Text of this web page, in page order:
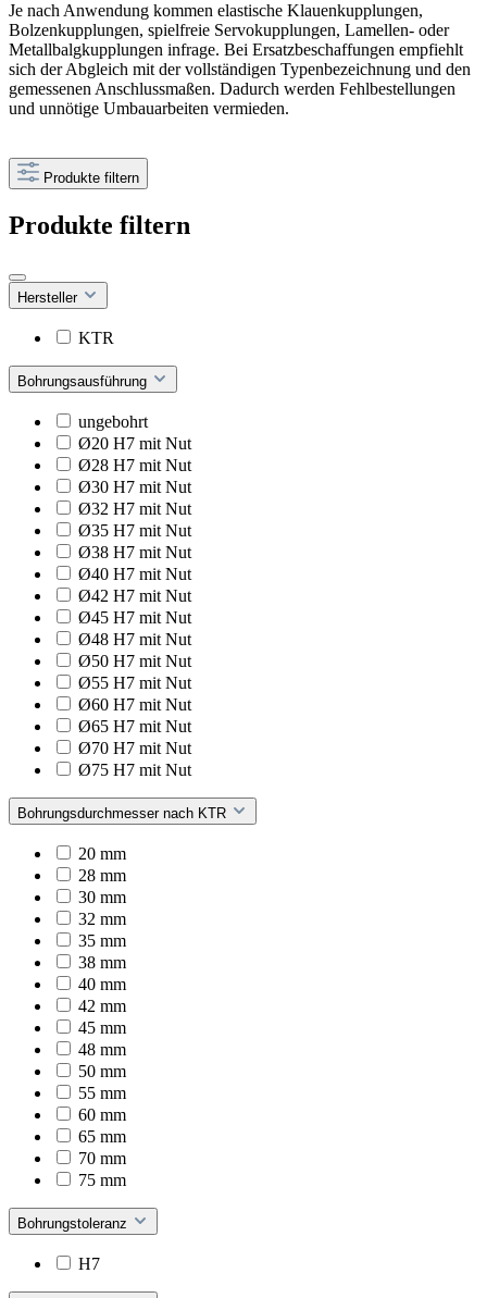
Je nach Anwendung kommen elastische Klauenkupplungen,
Bolzenkupplungen, spielfreie Servokupplungen, Lamellen- oder
Metallbalgkupplungen infrage. Bei Ersatzbeschaffungen empfiehlt
sich der Abgleich mit der vollständigen Typenbezeichnung und den
gemessenen Anschlussmaßen. Dadurch werden Fehlbestellungen
und unnötige Umbauarbeiten vermieden.
Produkte filtern
Produkte filtern
Hersteller
KTR
Bohrungsausführung
ungebohrt
Ø20 H7 mit Nut
Ø28 H7 mit Nut
Ø30 H7 mit Nut
Ø32 H7 mit Nut
Ø35 H7 mit Nut
Ø38 H7 mit Nut
Ø40 H7 mit Nut
Ø42 H7 mit Nut
Ø45 H7 mit Nut
Ø48 H7 mit Nut
Ø50 H7 mit Nut
Ø55 H7 mit Nut
Ø60 H7 mit Nut
Ø65 H7 mit Nut
Ø70 H7 mit Nut
Ø75 H7 mit Nut
Bohrungsdurchmesser nach KTR
20 mm
28 mm
30 mm
32 mm
35 mm
38 mm
40 mm
42 mm
45 mm
48 mm
50 mm
55 mm
60 mm
65 mm
70 mm
75 mm
Bohrungstoleranz
H7